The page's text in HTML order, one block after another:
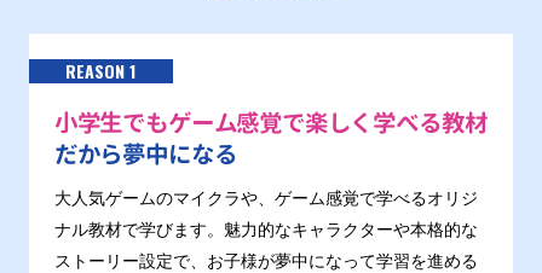
REASON 1
小学生でもゲーム感覚で楽しく学べる教材
だから夢中になる
大人気ゲームのマイクラや、ゲーム感覚で学べるオリジ
ナル教材で学びます。魅力的なキャラクターや本格的な
ストーリー設定で、お子様が夢中になって学習を進める